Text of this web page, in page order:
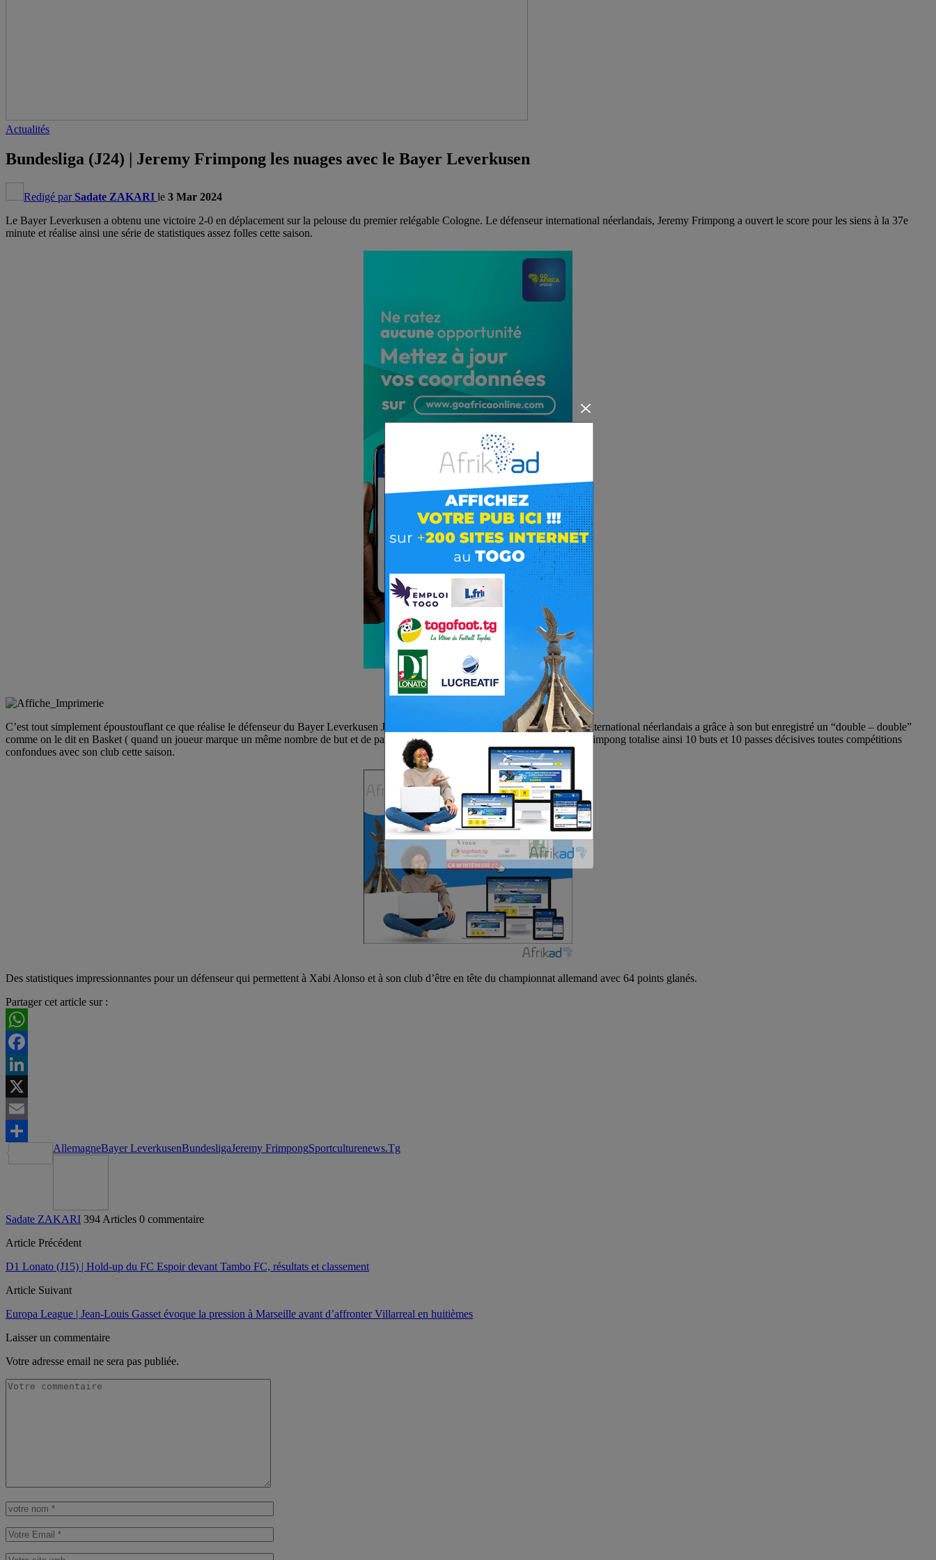
Actualités
Bundesliga (J24) | Jeremy Frimpong les nuages avec le Bayer Leverkusen
Redigé par Sadate ZAKARI le 3 Mar 2024
Le Bayer Leverkusen a obtenu une victoire 2-0 en déplacement sur la pelouse du premier relégable Cologne. Le défenseur international néerlandais, Jeremy Frimpong a ouvert le score pour les siens à la 37e
minute et réalise ainsi une série de statistiques assez folles cette saison.
C’est tout simplement époustouflant ce que réalise le défenseur du Bayer Leverkusen Jeremy Frimpong . Âgé seulement de 23ans, l’international néerlandais a grâce à son but enregistré un “double – double”
comme on le dit en Basket ( quand un joueur marque un même nombre de but et de passe décisive à partir de 10 ). En effet, Jeremy Frimpong totalise ainsi 10 buts et 10 passes décisives toutes compétitions
confondues avec son club cette saison.
Des statistiques impressionnantes pour un défenseur qui permettent à Xabi Alonso et à son club d’être en tête du championnat allemand avec 64 points glanés.
Partager cet article sur :
WhatsApp
Facebook
LinkedIn
X
Email
Partager
AllemagneBayer LeverkusenBundesligaJeremy FrimpongSportculturenews.Tg
Sadate ZAKARI 394 Articles 0 commentaire
Article Précédent
D1 Lonato (J15) | Hold-up du FC Espoir devant Tambo FC, résultats et classement
Article Suivant
Europa League | Jean-Louis Gasset évoque la pression à Marseille avant d’affronter Villarreal en huitièmes
Laisser un commentaire
Votre adresse email ne sera pas publiée.